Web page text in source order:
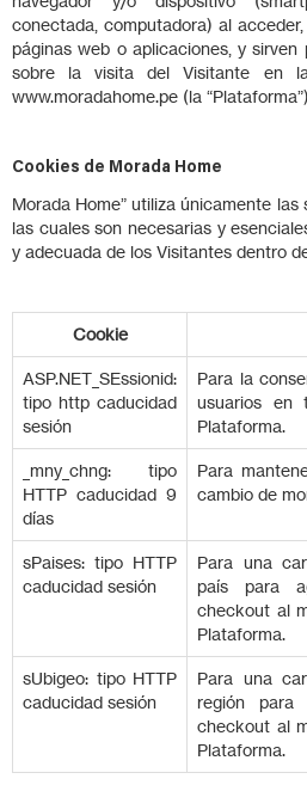
conectada, computadora) al
páginas web o aplicaciones, y
sobre la visita del Visitante en
www.moradahome.pe (la
Cookies de Morada Home
Morada Home” utiliza únicamente
las cuales son necesarias y
y adecuada de los Visitantes dentro
Cookie
ASP.NET_SEssionid:
tipo http caducidad
sesión
Para la
usuarios en
Plataforma.
_mny_chng: tipo
HTTP caducidad 9
días
Para
cambio de
sPaises: tipo HTTP
caducidad sesión
Para una
país para
checkout al
Plataforma.
sUbigeo: tipo HTTP
caducidad sesión
Para una
región
checkout al
Plataforma.